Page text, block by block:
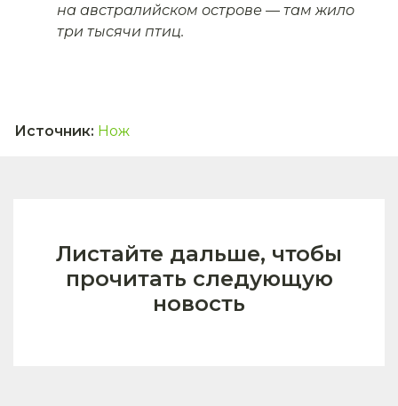
на австралийском острове — там жило
три тысячи птиц.
Источник: Нож
Листайте дальше, чтобы
прочитать следующую
новость